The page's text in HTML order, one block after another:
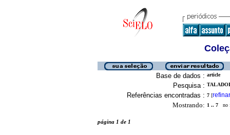
Base de dados : article
Pesquisa :
Referências encontradas : 7 [refinar
Mostrando: 1 .. 7 no
página 1 de 1